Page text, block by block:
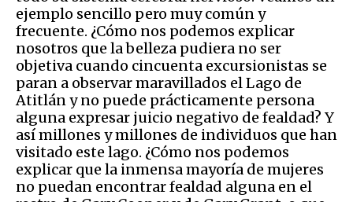
ejemplo sencillo pero muy común y
frecuente. ¿Cómo nos podemos explicar
nosotros que la belleza pudiera no ser
objetiva cuando cincuenta excursionistas se
paran a observar maravillados el Lago de
Atitlán y no puede prácticamente persona
alguna expresar juicio negativo de fealdad? Y
así millones y millones de individuos que han
visitado este lago. ¿Cómo nos podemos
explicar que la inmensa mayoría de mujeres
no puedan encontrar fealdad alguna en el